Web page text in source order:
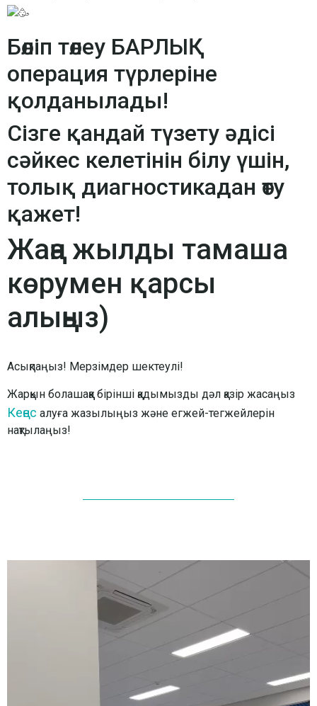
Бөліп төлеу БАРЛЫҚ
операция түрлеріне
қолданылады!
Сізге қандай түзету әдісі
сәйкес келетінін білу үшін,
толық диагностикадан өту
қажет!
Жаңа жылды тамаша
көрумен қарсы
алыңыз)
Асықпаңыз! Мерзімдер шектеулі!
Жарқын болашаққа бірінші қадымызды дәл қазір жасаңыз
Кеңес алуға жазылыңыз және егжей-тегжейлерін
нақтылаңыз!